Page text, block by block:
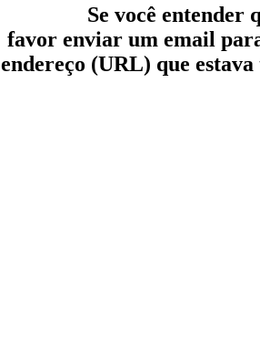
Se você entender
favor enviar um email
endereço (URL) que